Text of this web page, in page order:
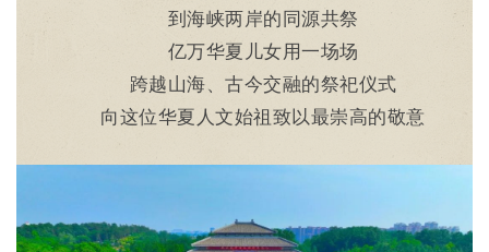
到海峡两岸的同源共祭
亿万华夏儿女用一场场
跨越山海、古今交融的祭祀仪式
向这位华夏人文始祖致以最崇高的敬意